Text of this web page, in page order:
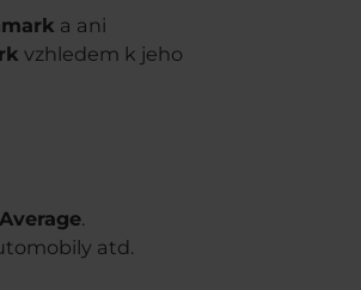
a ani
vzhledem k jeho
.
atd.